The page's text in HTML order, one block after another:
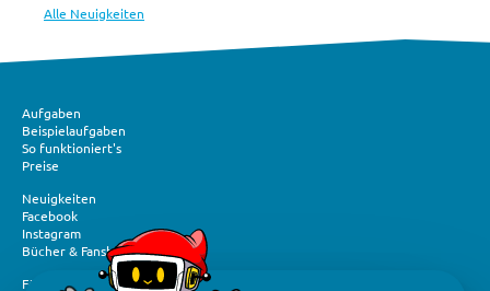
Alle Neuigkeiten
Aufgaben
Beispielaufgaben
So funktioniert's
Preise
Neuigkeiten
Facebook
Instagram
Bücher & Fanshop
Förderung und Spenden